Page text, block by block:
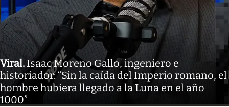
Viral. Isaac Moreno Gallo, ingeniero e
historiador: “Sin la caída del Imperio romano, el
hombre hubiera llegado a la Luna en el año
1000”